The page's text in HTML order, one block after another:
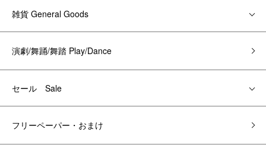
雑貨 General Goods
演劇/舞踊/舞踏 Play/Dance
セール Sale
フリーペーパー・おまけ